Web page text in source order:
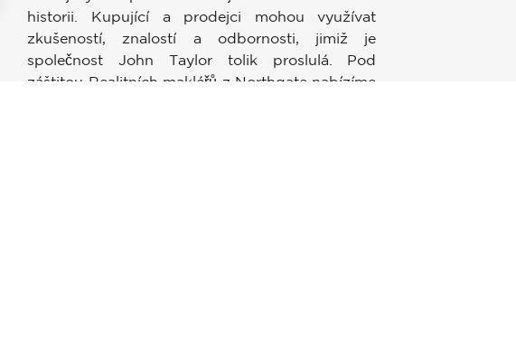
historii. Kupující a prodejci mohou využívat
zkušeností, znalostí a odbornosti, jimiž je
společnost John Taylor tolik proslulá. Pod
záštitou Realitních makléřů z Northgate nabízíme
soukromí, čímž zajišťuje dodržování předpisů. Přizpůsobte si svá